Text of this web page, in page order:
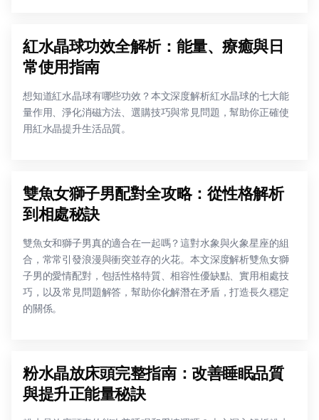
紅水晶球功效全解析：能量、療癒與日
常使用指南
想知道紅水晶球有哪些功效？本文深度解析紅水晶球的七大能
量作用、淨化消磁方法、選購技巧與常見問題，幫助你正確使
用紅水晶提升生活品質。
雙魚女獅子男配對全攻略：從性格解析
到相處秘訣
雙魚女和獅子男真的適合在一起嗎？這對水象與火象星座的組
合，常常引發浪漫與衝突並存的火花。本文深度解析雙魚女獅
子男的愛情配對，包括性格特質、相容性優缺點、實用相處技
巧，以及常見問題解答，幫助你化解潛在矛盾，打造長久穩定
的關係。
粉水晶放床頭完整指南：改善睡眠品質
與提升正能量秘訣